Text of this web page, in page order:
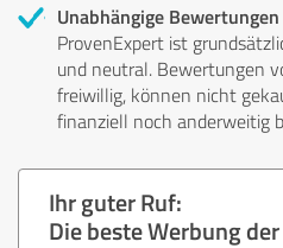
Unabhängige Bewertungen
ProvenExpert ist
und neutral. Bewertungen
freiwillig, können nicht
finanziell noch anderweitig
Ihr guter Ruf:
Die beste Werbung